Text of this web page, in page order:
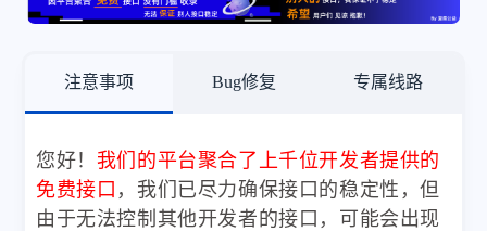
注意事项 Bug修复 专属线路
您好！ 我们的平台聚合了上千位开发者提供的
免费接口 ，我们已尽力确保接口的稳定性，但
由于无法控制其他开发者的接口，可能会出现